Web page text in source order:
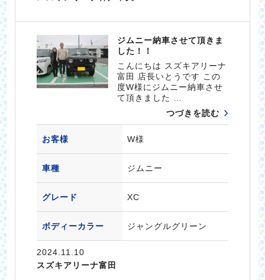
ジムニー納車させて頂きま
した！！
こんにちは スズキアリーナ
富田 店長いとうです この
度W様にジムニー納車させ
て頂きました …
つづきを読む
お客様 W様
車種 ジムニー
グレード XC
ボディーカラー ジャングルグリーン
2024.11.10
スズキアリーナ富田